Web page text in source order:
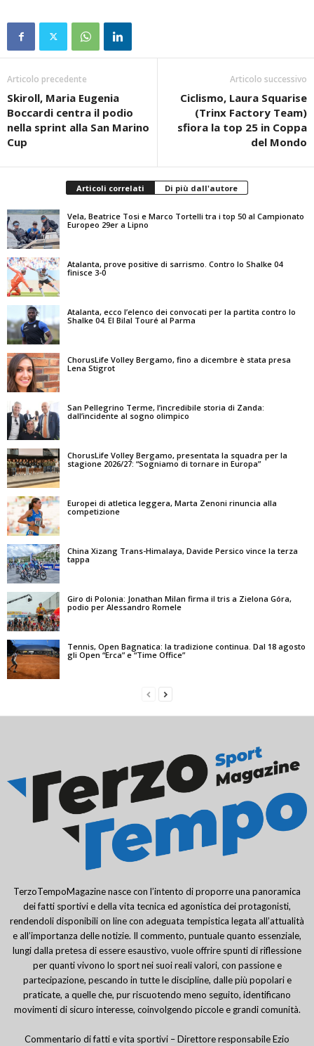
Articolo precedente
Skiroll, Maria Eugenia
Boccardi centra il podio
nella sprint alla San Marino
Cup
Articolo successivo
Ciclismo, Laura Squarise
(Trinx Factory Team)
sfiora la top 25 in Coppa
del Mondo
Articoli correlati Di più dall'autore
Vela, Beatrice Tosi e Marco Tortelli tra i top 50 al Campionato
Europeo 29er a Lipno
Atalanta, prove positive di sarrismo. Contro lo Shalke 04
finisce 3-0
Atalanta, ecco l’elenco dei convocati per la partita contro lo
Shalke 04. El Bilal Touré al Parma
ChorusLife Volley Bergamo, fino a dicembre è stata presa
Lena Stigrot
San Pellegrino Terme, l’incredibile storia di Zanda:
dall’incidente al sogno olimpico
ChorusLife Volley Bergamo, presentata la squadra per la
stagione 2026/27: “Sogniamo di tornare in Europa”
Europei di atletica leggera, Marta Zenoni rinuncia alla
competizione
China Xizang Trans-Himalaya, Davide Persico vince la terza
tappa
Giro di Polonia: Jonathan Milan firma il tris a Zielona Góra,
podio per Alessandro Romele
Tennis, Open Bagnatica: la tradizione continua. Dal 18 agosto
gli Open “Erca” e “Time Office”
TerzoTempoMagazine nasce con l’intento di proporre una panoramica
dei fatti sportivi e della vita tecnica ed agonistica dei protagonisti,
rendendoli disponibili on line con adeguata tempistica legata all’attualità
e all’importanza delle notizie. Il commento, puntuale quanto essenziale,
lungi dalla pretesa di essere esaustivo, vuole offrire spunti di riflessione
per quanti vivono lo sport nei suoi reali valori, con passione e
partecipazione, pescando in tutte le discipline, dalle più popolari e
praticate, a quelle che, pur riscuotendo meno seguito, identificano
movimenti di sicuro interesse, coinvolgendo piccole e grandi comunità.
Commentario di fatti e vita sportivi – Direttore responsabile Ezio